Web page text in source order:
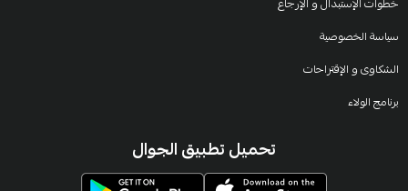
سياسة الخصوصية
الشكاوى و الإقتراحات
برنامج الولاء
تحميل تطبيق الجوال